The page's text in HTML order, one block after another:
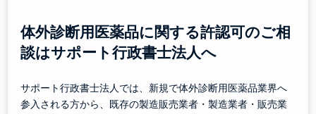
体外診断用医薬品に関する許認可のご相
談はサポート行政書士法人へ
サポート行政書士法人では、新規で体外診断用医薬品業界へ
参入される方から、既存の製造販売業者・製造業者・販売業